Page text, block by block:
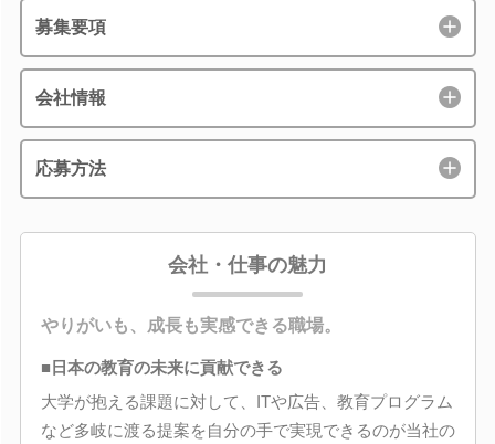
募集要項
会社情報
応募方法
会社・仕事の魅力
やりがいも、成長も実感できる職場。
■日本の教育の未来に貢献できる
大学が抱える課題に対して、ITや広告、教育プログラム
など多岐に渡る提案を自分の手で実現できるのが当社の